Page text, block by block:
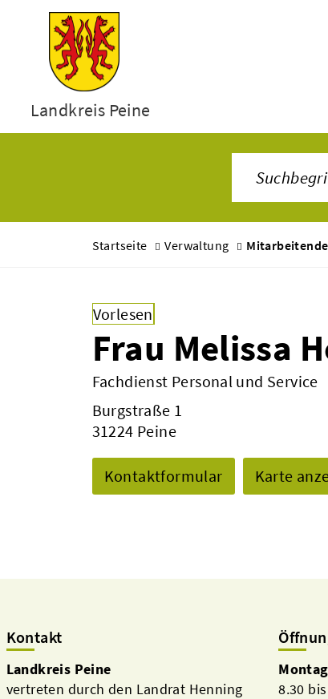
Landkreis Peine
Startseite Verwaltung
Vorlesen
Frau Melissa
Fachdienst Personal und Service
Burgstraße 1
31224 Peine
Kontaktformular Karte
Kontakt
Landkreis Peine
vertreten durch den Landrat Henning
Montag
8.30